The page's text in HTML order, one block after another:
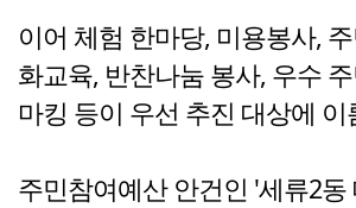
이어 체험 한마당, 미용봉사,
화교육, 반찬나눔 봉사, 우수
마킹 등이 우선 추진 대상에
주민참여예산 안건인 '세류2동